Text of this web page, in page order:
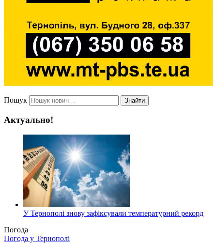
Пошук Знайти
Актуально!
У Тернополі знову зафіксували температурний рекорд
Погода
Погода у Тернополі